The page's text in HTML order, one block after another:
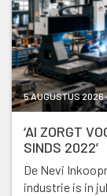
5 AUGUSTUS 2026
‘AI ZORGT
SINDS 2022’
De Nevi
industrie is in